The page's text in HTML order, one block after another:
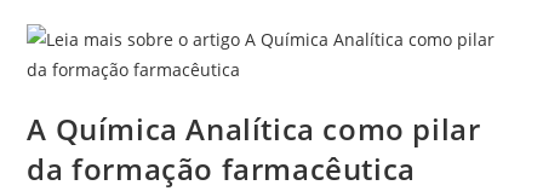
A Química Analítica como pilar
da formação farmacêutica